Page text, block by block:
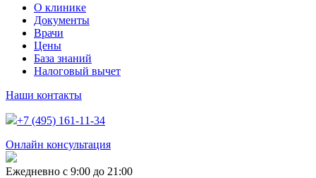
О клинике
Документы
Врачи
Цены
База знаний
Налоговый вычет
Наши контакты
+7 (495) 161-11-34
Онлайн консультация
Ежедневно с 9:00 до 21:00